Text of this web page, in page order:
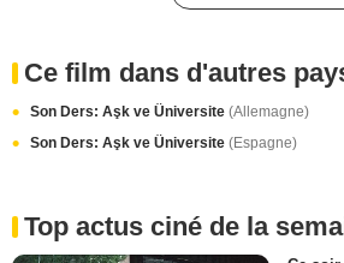
Ce film dans d'autres
Son Ders: Aşk ve Üniversite (Allemagne)
Son Ders: Aşk ve Üniversite (Espagne)
Top actus ciné de la